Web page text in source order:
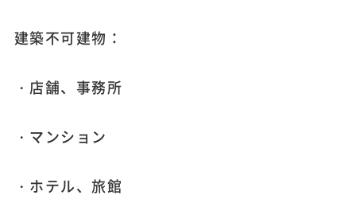
建築不可建物：
・店舗、事務所
・マンション
・ホテル、旅館